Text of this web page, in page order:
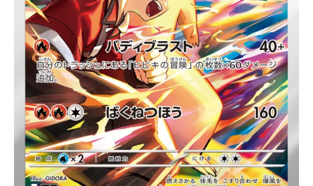
通
販
部